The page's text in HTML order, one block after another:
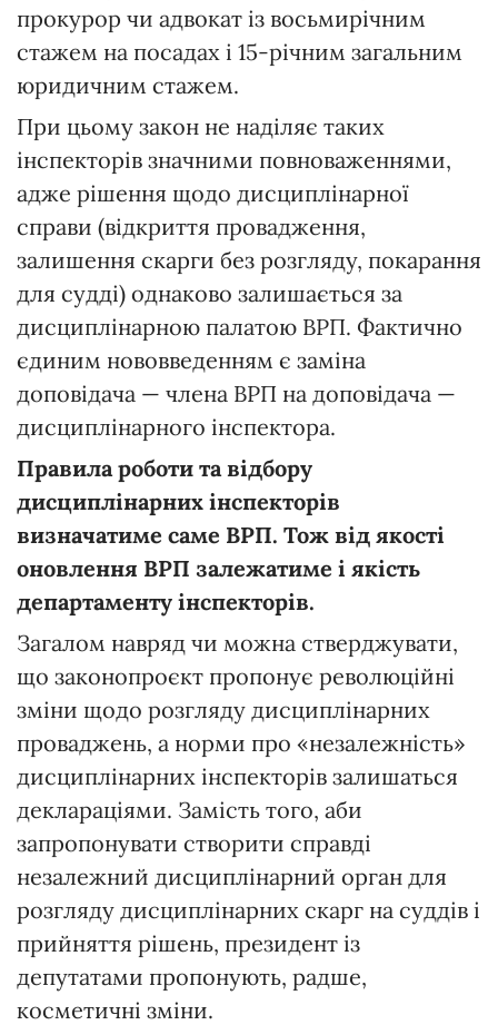
прокурор чи адвокат із восьмирічним
стажем на посадах і 15-річним загальним
юридичним стажем.
При цьому закон не наділяє таких
інспекторів значними повноваженнями,
адже рішення щодо дисциплінарної
справи (відкриття провадження,
залишення скарги без розгляду, покарання
для судді) однаково залишається за
дисциплінарною палатою ВРП. Фактично
єдиним нововведенням є заміна
доповідача — члена ВРП на доповідача —
дисциплінарного інспектора.
Правила роботи та відбору
дисциплінарних інспекторів
визначатиме саме ВРП. Тож від якості
оновлення ВРП залежатиме і якість
департаменту інспекторів.
Загалом навряд чи можна стверджувати,
що законопроєкт пропонує революційні
зміни щодо розгляду дисциплінарних
проваджень, а норми про «незалежність»
дисциплінарних інспекторів залишаться
деклараціями. Замість того, аби
запропонувати створити справді
незалежний дисциплінарний орган для
розгляду дисциплінарних скарг на суддів і
прийняття рішень, президент із
депутатами пропонують, радше,
косметичні зміни.